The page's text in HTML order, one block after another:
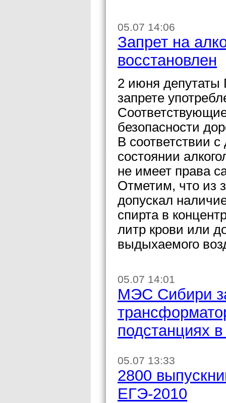
05.07 14:06
Запрет на
восстановлен
2 июня депутаты
запрете
безопасности
В соответствии
состоянии
не имеет права
Отметим, что из
допускал
спирта в
литр крови или
выдыхаемого
05.07 14:01
МЭС Сибири
подстанциях
05.07 13:33
2800
ЕГЭ-2010